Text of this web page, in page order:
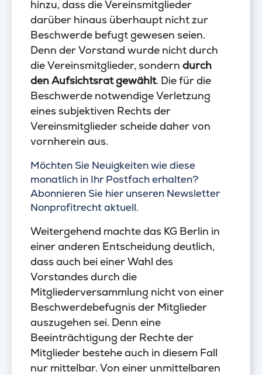
hinzu, dass die Vereinsmitglieder
darüber hinaus überhaupt nicht zur
Beschwerde befugt gewesen seien.
Denn der Vorstand wurde nicht durch
die Vereinsmitglieder, sondern durch
den Aufsichtsrat gewählt. Die für die
Beschwerde notwendige Verletzung
eines subjektiven Rechts der
Vereinsmitglieder scheide daher von
vornherein aus.
Möchten Sie Neuigkeiten wie diese
monatlich in Ihr Postfach erhalten?
Abonnieren Sie hier unseren Newsletter
Nonprofitrecht aktuell.
Weitergehend machte das KG Berlin in
einer anderen Entscheidung deutlich,
dass auch bei einer Wahl des
Vorstandes durch die
Mitgliederversammlung nicht von einer
Beschwerdebefugnis der Mitglieder
auszugehen sei. Denn eine
Beeinträchtigung der Rechte der
Mitglieder bestehe auch in diesem Fall
nur mittelbar. Von einer unmittelbaren